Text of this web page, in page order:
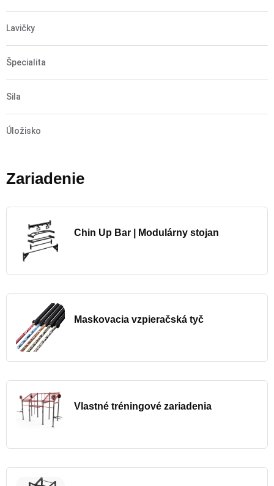
Lavičky
Špecialita
Sila
Úložisko
Zariadenie
Chin Up Bar | Modulárny stojan
Maskovacia vzpieračská tyč
Vlastné tréningové zariadenia